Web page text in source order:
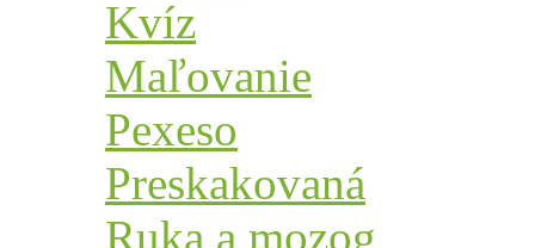
Kvíz
Maľovanie
Pexeso
Preskakovaná
Ruka a mozog